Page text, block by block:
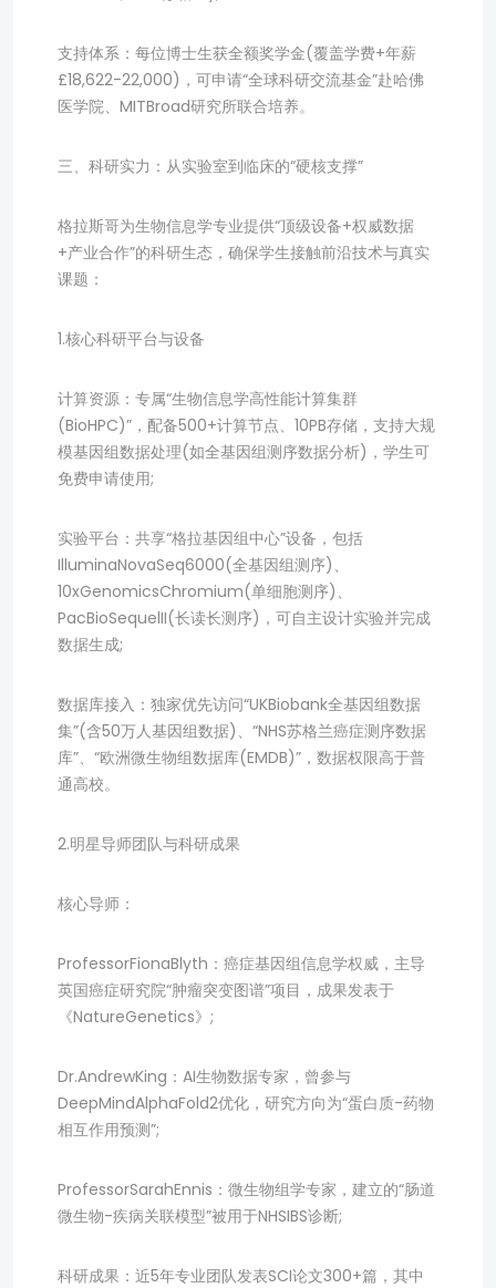
支持体系：每位博士生获全额奖学金(覆盖学费+年薪
£18,622-22,000)，可申请“全球科研交流基金”赴哈佛
医学院、MITBroad研究所联合培养。
三、科研实力：从实验室到临床的“硬核支撑”
格拉斯哥为生物信息学专业提供“顶级设备+权威数据
+产业合作”的科研生态，确保学生接触前沿技术与真实
课题：
1.核心科研平台与设备
计算资源：专属“生物信息学高性能计算集群
(BioHPC)”，配备500+计算节点、10PB存储，支持大规
模基因组数据处理(如全基因组测序数据分析)，学生可
免费申请使用;
实验平台：共享“格拉基因组中心”设备，包括
IlluminaNovaSeq6000(全基因组测序)、
10xGenomicsChromium(单细胞测序)、
PacBioSequelII(长读长测序)，可自主设计实验并完成
数据生成;
数据库接入：独家优先访问“UKBiobank全基因组数据
集”(含50万人基因组数据)、“NHS苏格兰癌症测序数据
库”、“欧洲微生物组数据库(EMDB)”，数据权限高于普
通高校。
2.明星导师团队与科研成果
核心导师：
ProfessorFionaBlyth：癌症基因组信息学权威，主导
英国癌症研究院“肿瘤突变图谱”项目，成果发表于
《NatureGenetics》;
Dr.AndrewKing：AI生物数据专家，曾参与
DeepMindAlphaFold2优化，研究方向为“蛋白质-药物
相互作用预测”;
ProfessorSarahEnnis：微生物组学专家，建立的“肠道
微生物-疾病关联模型”被用于NHSIBS诊断;
科研成果：近5年专业团队发表SCI论文300+篇，其中